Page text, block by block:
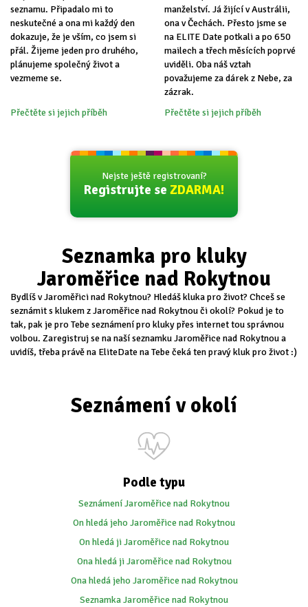
seznamu. Připadalo mi to
neskutečné a ona mi každý den
dokazuje, že je vším, co jsem si
přál. Žijeme jeden pro druhého,
plánujeme společný život a
vezmeme se.
Přečtěte si jejich příběh
manželství. Já žijící v Austrálii,
ona v Čechách. Přesto jsme se
na ELITE Date potkali a po 650
mailech a třech měsících poprvé
uviděli. Oba náš vztah
považujeme za dárek z Nebe, za
zázrak.
Přečtěte si jejich příběh
Nejste ještě registrovaní?
Registrujte se ZDARMA!
Seznamka pro kluky
Jaroměřice nad Rokytnou
Bydlíš v Jaroměřici nad Rokytnou? Hledáš kluka pro život? Chceš se
seznámit s klukem z Jaroměřice nad Rokytnou či okolí? Pokud je to
tak, pak je pro Tebe seznámení pro kluky přes internet tou správnou
volbou. Zaregistruj se na naší seznamku Jaroměřice nad Rokytnou a
uvidíš, třeba právě na EliteDate na Tebe čeká ten pravý kluk pro život :)
Seznámení v okolí
Podle typu
Seznámení Jaroměřice nad Rokytnou
On hledá jeho Jaroměřice nad Rokytnou
On hledá ji Jaroměřice nad Rokytnou
Ona hledá ji Jaroměřice nad Rokytnou
Ona hledá jeho Jaroměřice nad Rokytnou
Seznamka Jaroměřice nad Rokytnou